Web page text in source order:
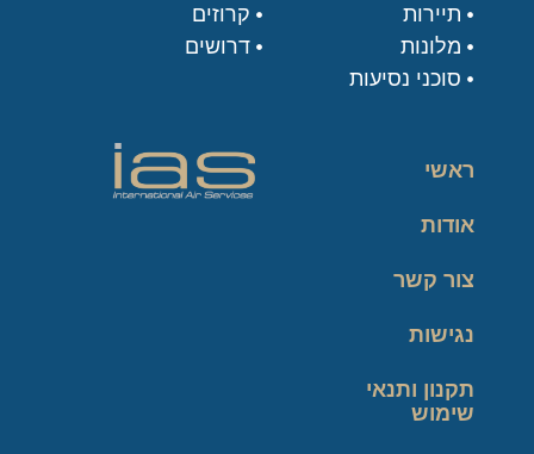
תיירות
מלונות
סוכני נסיעות
קרוזים
דרושים
ראשי
אודות
צור קשר
נגישות
תקנון ותנאי
שימוש